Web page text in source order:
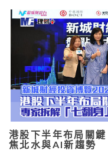
港股下半年布局關
焦北水與AI新趨勢